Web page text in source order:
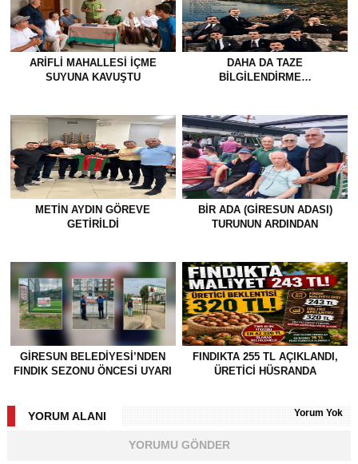
ARIFLI MAHALLESI İÇME
SUYUNA KAVUŞTU
DAHA DA TAZE
BİLGİLENDİRME…
METİN AYDIN GÖREVE
GETİRİLDİ
BİR ADA (GİRESUN ADASI)
TURUNUN ARDINDAN
GİRESUN BELEDİYESİ’NDEN
FINDIK SEZONU ÖNCESİ UYARI
FINDIKTA 255 TL AÇIKLANDI,
ÜRETİCİ HÜSRANDA
YORUM ALANI Yorum Yok
YORUMU GÖNDER